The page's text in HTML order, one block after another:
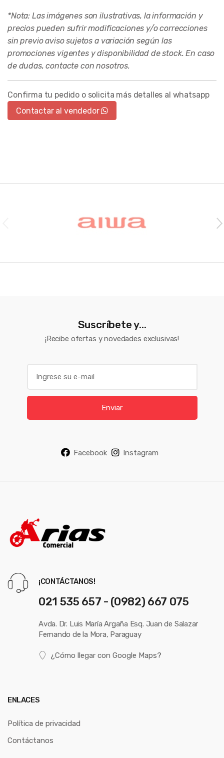
*Nota: Las imágenes son ilustrativas, la información y
precios pueden sufrir modificaciones y/o correcciones
sin previo aviso sujetos a variación según las
promociones vigentes y disponibilidad de stock. En caso
de dudas, contacte con nosotros.
Confirma tu pedido o solicita más detalles al whatsapp
Contactar al vendedor
Suscríbete y...
¡Recibe ofertas y novedades exclusivas!
l
Enviar
Facebook Instagram
¡CONTÁCTANOS!
021 535 657 - (0982) 667 075
Avda. Dr. Luis María Argaña Esq. Juan de Salazar
Fernando de la Mora, Paraguay
¿Cómo llegar con Google Maps?
ENLACES
Política de privacidad
Contáctanos